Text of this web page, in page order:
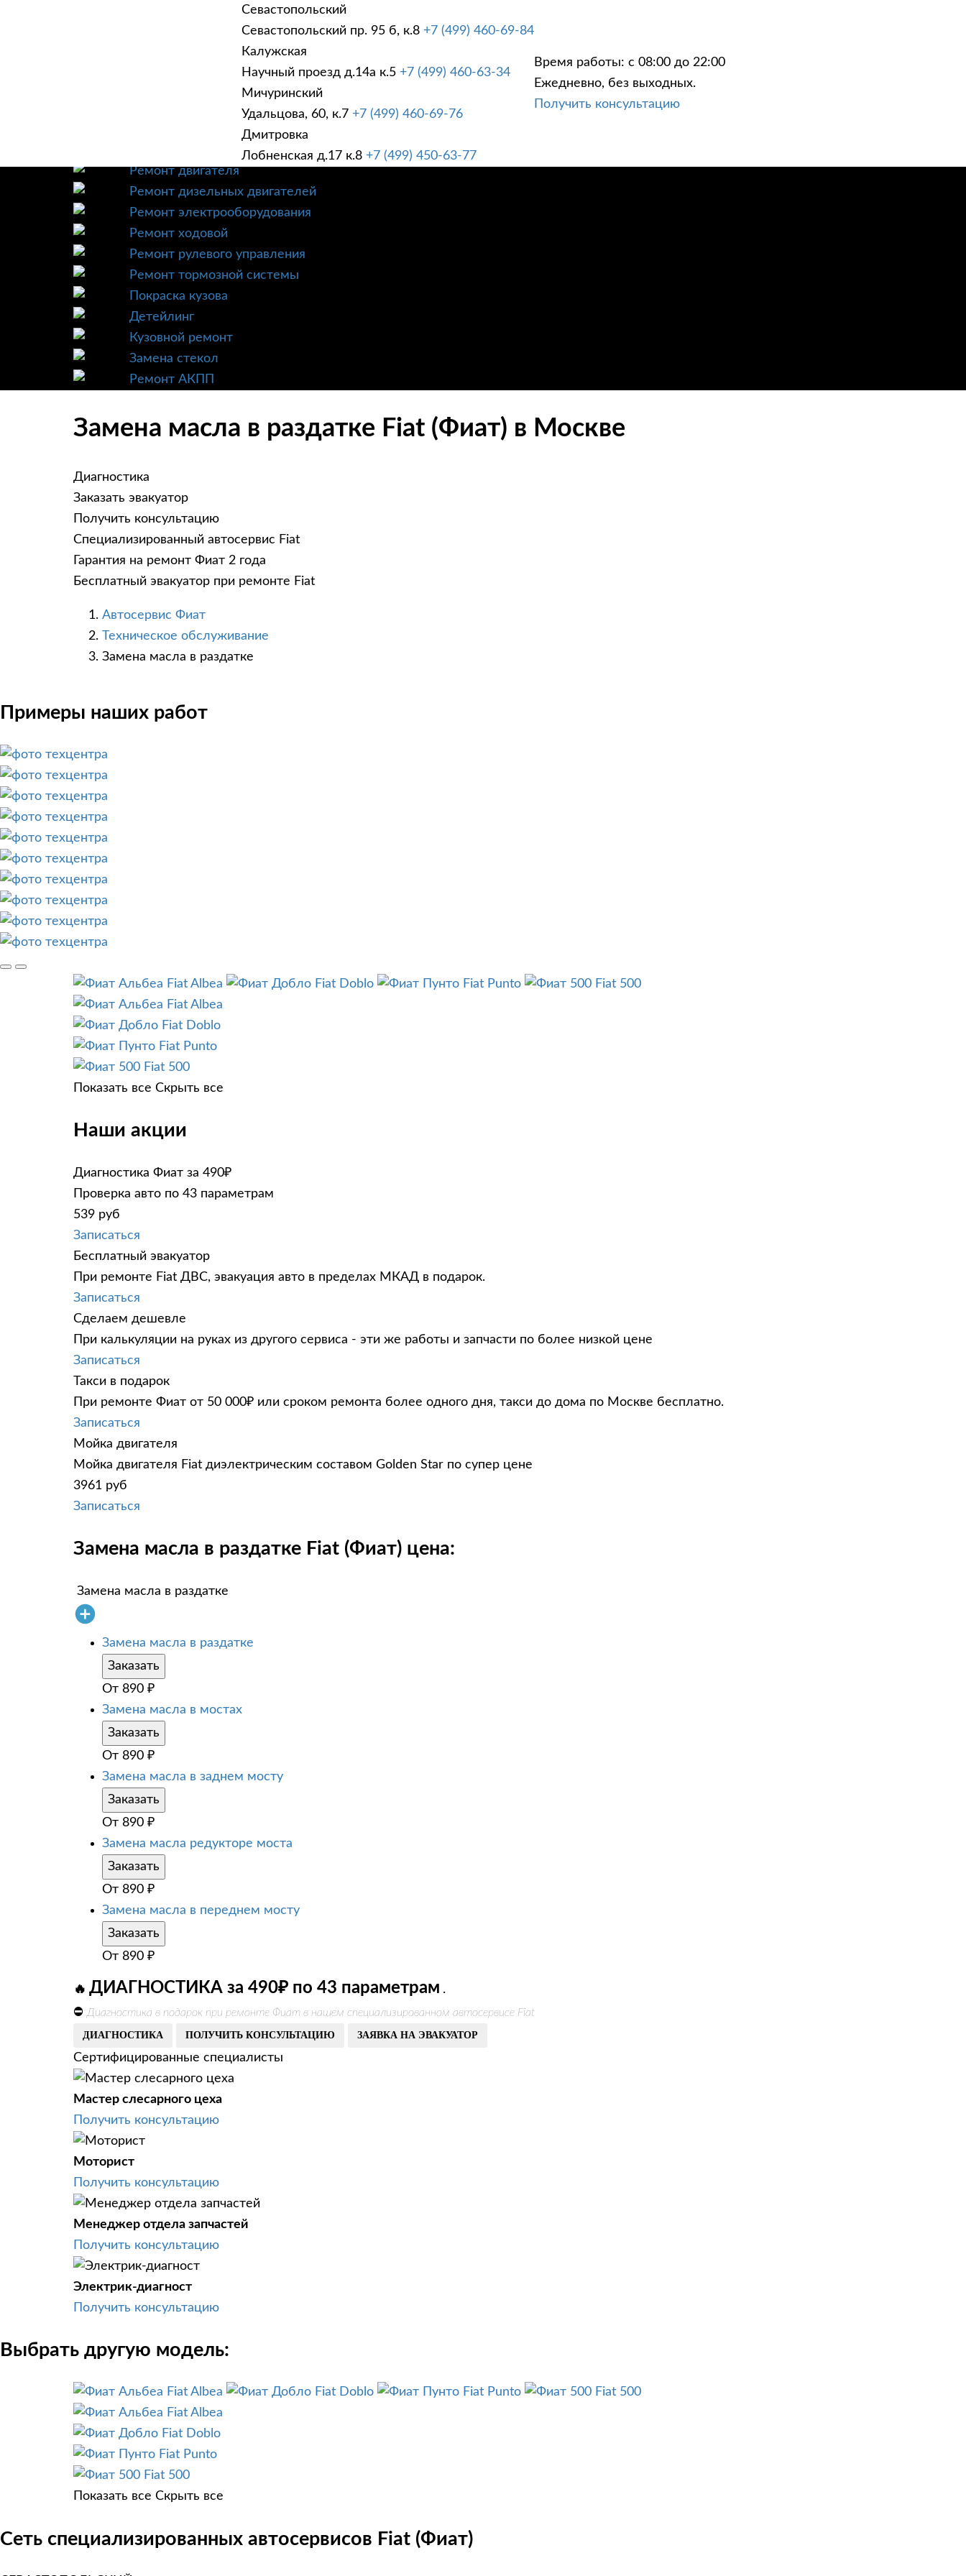
Севастопольский
Севастопольский пр. 95 б, к.8 +7 (499) 460-69-84
Калужская
Научный проезд д.14а к.5 +7 (499) 460-63-34
Мичуринский
Удальцова, 60, к.7 +7 (499) 460-69-76
Дмитровка
Лобненская д.17 к.8 +7 (499) 450-63-77
Время работы: с 08:00 до 22:00
Ежедневно, без выходных.
Получить консультацию
УСЛУГИ АКЦИИ
Техническое обслуживание
Ремонт трансмиссии
Ремонт двигателя
Ремонт дизельных двигателей
Ремонт электрооборудования
Ремонт ходовой
Ремонт рулевого управления
Ремонт тормозной системы
Покраска кузова
Детейлинг
Кузовной ремонт
Замена стекол
Ремонт АКПП
Замена масла в раздатке Fiat (Фиат) в Москве
Диагностика
Заказать эвакуатор
Получить консультацию
Специализированный автосервис Fiat
Гарантия на ремонт Фиат 2 года
Бесплатный эвакуатор при ремонте Fiat
Автосервис Фиат
Техническое обслуживание
Замена масла в раздатке
Примеры наших работ
Fiat Albea Fiat Doblo Fiat Punto
Fiat 500
Fiat Albea
Fiat Doblo
Fiat Punto
Fiat 500
Показать все Скрыть все
Наши акции
Диагностика Фиат за 490₽
Проверка авто по 43 параметрам
539 руб
Записаться
Бесплатный эвакуатор
При ремонте Fiat ДВС, эвакуация авто в пределах МКАД в подарок.
Записаться
Сделаем дешевле
При калькуляции на руках из другого сервиса - эти же работы и запчасти по более низкой цене
Записаться
Такси в подарок
При ремонте Фиат от 50 000₽ или сроком ремонта более одного дня, такси до дома по Москве бесплатно.
Записаться
Мойка двигателя
Мойка двигателя Fiat диэлектрическим составом Golden Star по супер цене
3961 руб
Записаться
Замена масла в раздатке Fiat (Фиат) цена:
Замена масла в раздатке
Замена масла в раздатке
Заказать
От 890 ₽
Замена масла в мостах
Заказать
От 890 ₽
Замена масла в заднем мосту
Заказать
От 890 ₽
Замена масла редукторе моста
Заказать
От 890 ₽
Замена масла в переднем мосту
Заказать
От 890 ₽
🔥 ДИАГНОСТИКА за 490₽ по 43 параметрам .
⛔ Диагностика в подарок при ремонте Фиат в нашем специализированном автосервисе Fiat
ДИАГНОСТИКА ПОЛУЧИТЬ КОНСУЛЬТАЦИЮ ЗАЯВКА НА ЭВАКУАТОР
Сертифицированные специалисты
Мастер слесарного цеха
Получить консультацию
Моторист
Получить консультацию
Менеджер отдела запчастей
Получить консультацию
Электрик-диагност
Получить консультацию
Выбрать другую модель:
Fiat Albea Fiat Doblo Fiat Punto
Fiat 500
Fiat Albea
Fiat Doblo
Fiat Punto
Fiat 500
Показать все Скрыть все
Сеть специализированных автосервисов Fiat (Фиат)